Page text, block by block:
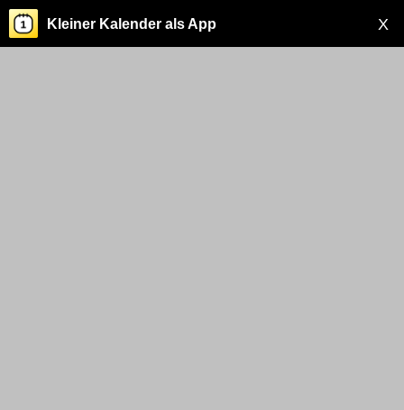
X
Kleiner Kalender als App